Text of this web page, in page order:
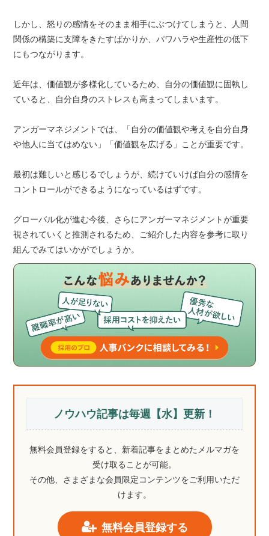
しかし、怒りの感情をそのまま相手にぶつけてしまうと、人間
関係の構築に支障をきたすばかりか、パワハラや生産性の低下
にもつながります。
近年は、価値観が多様化しているため、自分の価値観に固執し
ていると、自分自身のストレスも高まってしまいます。
アンガーマネジメントでは、「自分の価値観や考えを自分自身
や他人に当てはめない」「価値観を広げる」ことが重要です。
最初は難しいと感じるでしょうが、続けていけば自分の感情を
コントロールができるようになっているはずです。
グローバル化が進む今後、さらにアンガーマネジメントが重要
視されていくと推測されるため、ご紹介した内容を参考に取り
組んでみてはいかがでしょうか。
ノウハウ記事は毎週【水】更新！
無料会員登録をすると、新着記事をまとめたメルマガを
受け取ることが可能。
その他、さまざまな会員限定コンテンツをご利用いただ
けます。
無料会員登録する